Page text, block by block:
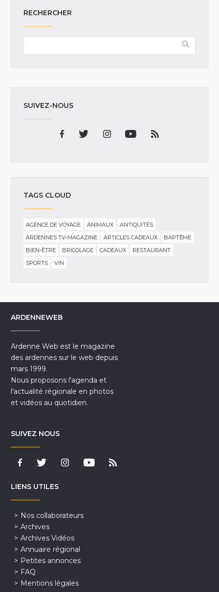
RECHERCHER
SUIVEZ-NOUS
TAGS CLOUD
AGENCE DE VOYAGE ANIMAUX
ANTIQUITÉS
ARDENNES TV-MAGAZINE
ARTICLES CADEAUX
BAPTÊME
BIEN-ÊTRE
BRICOLAGE CADEAUX
RESTAURANT
SPORTS
VIN
ARDENNEWEB
Ardenne Web est le magazine
des ardennes sur le web depuis
mars 1999.
Nous proposons l'agenda et
l'actualité régionale en photos
et vidéos au quotidien.
SUIVEZ NOUS
LIENS UTILES
Nos collaborateurs
Archives
Archives Vidéos
Annuaire régional
Petites annonces
FAQ
Mentions légales